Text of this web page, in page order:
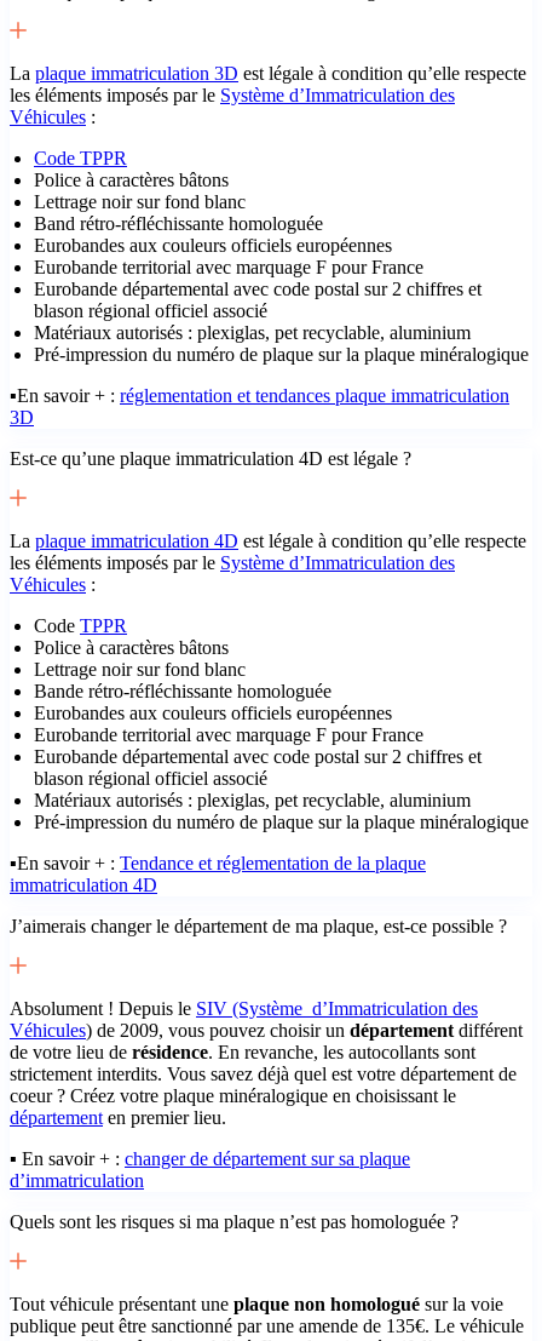
La plaque immatriculation 3D est légale à condition qu’elle respecte
les éléments imposés par le Système d’Immatriculation des
Véhicules :
Code TPPR
Police à caractères bâtons
Lettrage noir sur fond blanc
Band rétro-réfléchissante homologuée
Eurobandes aux couleurs officiels européennes
Eurobande territorial avec marquage F pour France
Eurobande départemental avec code postal sur 2 chiffres et
blason régional officiel associé
Matériaux autorisés : plexiglas, pet recyclable, aluminium
Pré-impression du numéro de plaque sur la plaque minéralogique
▪️En savoir + : réglementation et tendances plaque immatriculation
3D
Est-ce qu’une plaque immatriculation 4D est légale ?
La plaque immatriculation 4D est légale à condition qu’elle respecte
les éléments imposés par le Système d’Immatriculation des
Véhicules :
Code TPPR
Police à caractères bâtons
Lettrage noir sur fond blanc
Bande rétro-réfléchissante homologuée
Eurobandes aux couleurs officiels européennes
Eurobande territorial avec marquage F pour France
Eurobande départemental avec code postal sur 2 chiffres et
blason régional officiel associé
Matériaux autorisés : plexiglas, pet recyclable, aluminium
Pré-impression du numéro de plaque sur la plaque minéralogique
▪️En savoir + : Tendance et réglementation de la plaque
immatriculation 4D
J’aimerais changer le département de ma plaque, est-ce possible ?
Absolument ! Depuis le SIV (Système d’Immatriculation des
Véhicules) de 2009, vous pouvez choisir un département différent
de votre lieu de résidence. En revanche, les autocollants sont
strictement interdits. Vous savez déjà quel est votre département de
coeur ? Créez votre plaque minéralogique en choisissant le
département en premier lieu.
▪️ En savoir + : changer de département sur sa plaque
d’immatriculation
Quels sont les risques si ma plaque n’est pas homologuée ?
Tout véhicule présentant une plaque non homologué sur la voie
publique peut être sanctionné par une amende de 135€. Le véhicule